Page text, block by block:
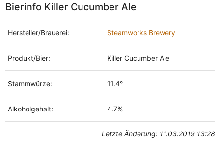
Bierinfo Killer Cucumber Ale
Hersteller/Brauerei: Steamworks Brewery
Produkt/Bier: Killer Cucumber Ale
Stammwürze: 11.4°
Alkoholgehalt: 4.7%
Letzte Änderung: 11.03.2019 13:28